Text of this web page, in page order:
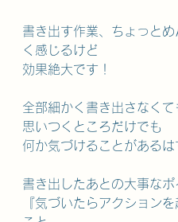
書き出す作業、ちょっとめ
く感じるけど
効果絶大です！
全部細かく書き出さなくて
思いつくところだけでも
何か気づけることがあるは
書き出したあとの大事なポ
『気づいたらアクションを